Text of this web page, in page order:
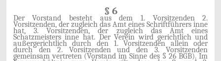
§ 6
Der Vorstand besteht aus dem 1. Vorsitzenden 2.
Vorsitzenden, der zugleich das Amt eines Schriftführers inne
hat, 3. Vorsitzenden, der zugleich das Amt eines
Schatzmeisters inne hat. Der Verein wird gerichtlich und
außergerichtlich durch den 1. Vorsitzenden allein oder
durch den 2. Vorsitzenden und den 3. Vorsitzenden
gemeinsam vertreten (Vorstand im Sinne des § 26 BGB). Im